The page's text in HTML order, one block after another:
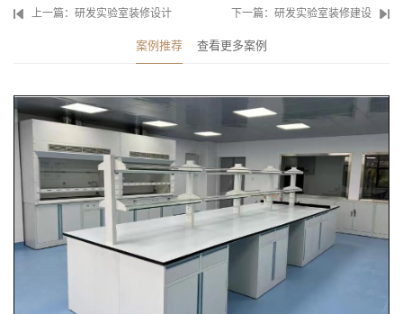
上一篇：研发实验室装修设计 下一篇：研发实验室装修建设
案例推荐 查看更多案例